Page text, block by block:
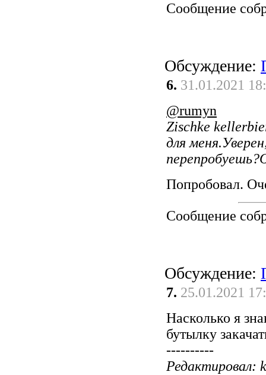
Сообщение
Обсуждение:
6. 31.01.2021
@rumyn
Zischke
для
Попробовал.
Сообщение
Обсуждение:
7. 25.01.2021
Насколько я
бутылку
----------
Редактировал: